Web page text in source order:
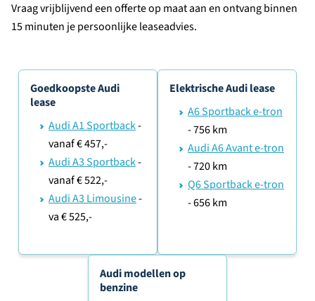
Vraag vrijblijvend een offerte op maat aan en ontvang binnen
15 minuten je persoonlijke leaseadvies.
Goedkoopste Audi
lease
Audi A1 Sportback-
vanaf € 457,-
Audi A3 Sportback-
vanaf € 522,-
Audi A3 Limousine-
va € 525,-
Elektrische Audi lease
A6 Sportback e-tron
- 756 km
Audi A6 Avant e-tron
- 720 km
Q6 Sportback e-tron
- 656 km
Audi modellen op
benzine